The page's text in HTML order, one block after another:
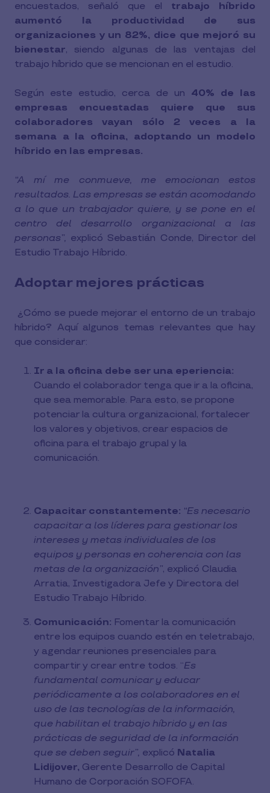
encuestados, señaló que el trabajo híbrido
aumentó la productividad de sus
organizaciones y un 82%, dice que mejoró su
bienestar, siendo algunas de las ventajas del
trabajo híbrido que se mencionan en el estudio.
Según este estudio, cerca de un 40% de las
empresas encuestadas quiere que sus
colaboradores vayan sólo 2 veces a la
semana a la oficina, adoptando un modelo
híbrido en las empresas.
“A mí me conmueve, me emocionan estos
resultados. Las empresas se están acomodando
a lo que un trabajador quiere, y se pone en el
centro del desarrollo organizacional a las
personas”, explicó Sebastián Conde, Director del
Estudio Trabajo Híbrido.
Adoptar mejores prácticas
¿Cómo se puede mejorar el entorno de un trabajo
híbrido? Aquí algunos temas relevantes que hay
que considerar:
Ir a la oficina debe ser una eperiencia:
Cuando el colaborador tenga que ir a la oficina,
que sea memorable. Para esto, se propone
potenciar la cultura organizacional, fortalecer
los valores y objetivos, crear espacios de
oficina para el trabajo grupal y la
comunicación.
Capacitar constantemente: “Es necesario
capacitar a los líderes para gestionar los
intereses y metas individuales de los
equipos y personas en coherencia con las
metas de la organización”, explicó Claudia
Arratia, Investigadora Jefe y Directora del
Estudio Trabajo Híbrido.
Comunicación: Fomentar la comunicación
entre los equipos cuando estén en teletrabajo,
y agendar reuniones presenciales para
compartir y crear entre todos. “Es
fundamental comunicar y educar
periódicamente a los colaboradores en el
uso de las tecnologías de la información,
que habilitan el trabajo híbrido y en las
prácticas de seguridad de la información
que se deben seguir”, explicó Natalia
Lidijover, Gerente Desarrollo de Capital
Humano de Corporación SOFOFA.